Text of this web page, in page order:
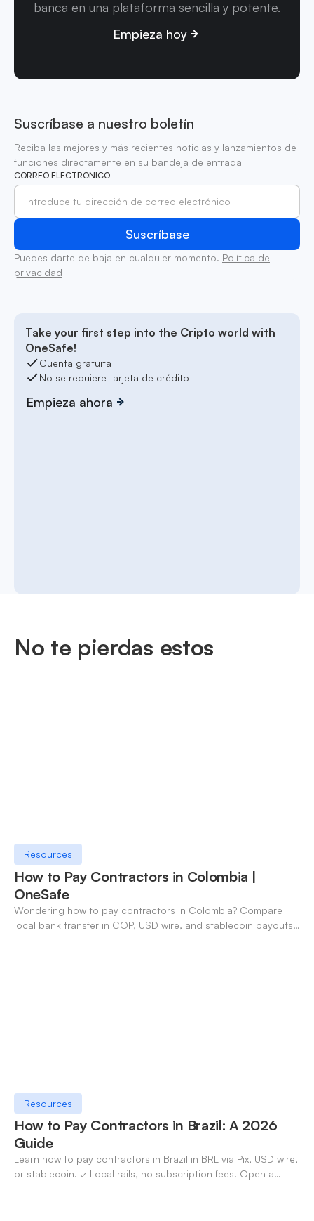
banca en una plataforma sencilla y potente.
Empieza hoy
Suscríbase a nuestro boletín
Reciba las mejores y más recientes noticias y lanzamientos de
funciones directamente en su bandeja de entrada
CORREO ELECTRÓNICO
Puedes darte de baja en cualquier momento. Política de
privacidad
Take your first step into the Cripto world with
OneSafe!
Cuenta gratuita
No se requiere tarjeta de crédito
Empieza ahora
No te pierdas estos
Resources
How to Pay Contractors in Colombia |
OneSafe
Wondering how to pay contractors in Colombia? Compare
local bank transfer in COP, USD wire, and stablecoin payouts.
Resources
How to Pay Contractors in Brazil: A 2026
Guide
Learn how to pay contractors in Brazil in BRL via Pix, USD wire,
or stablecoin. ✓ Local rails, no subscription fees. Open a